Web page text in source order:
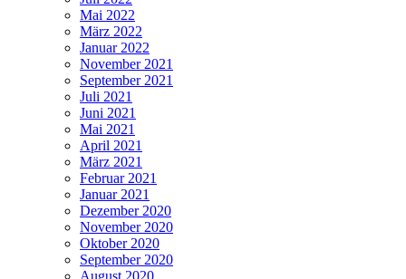
Mai 2022
März 2022
Januar 2022
November 2021
September 2021
Juli 2021
Juni 2021
Mai 2021
April 2021
März 2021
Februar 2021
Januar 2021
Dezember 2020
November 2020
Oktober 2020
September 2020
August 2020